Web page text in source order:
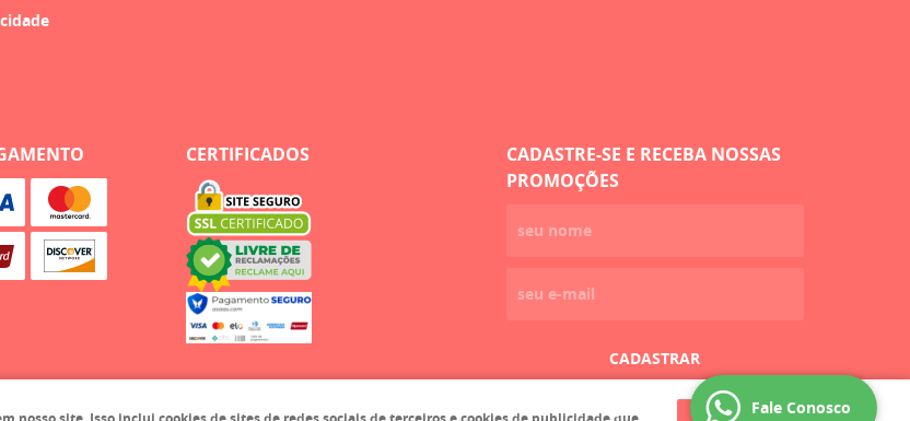
CERTIFICADOS
CADASTRE-SE E RECEBA NOSSAS
PROMOÇÕES
CADASTRAR
Fale Conosco